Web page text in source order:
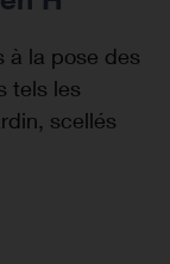
à la pose des
tels les
scellés